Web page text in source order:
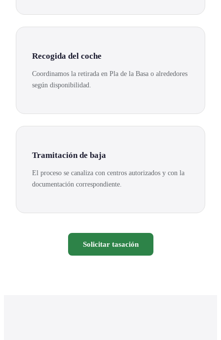
Recogida del coche
Coordinamos la retirada en Pla de la Basa o alrededores
según disponibilidad.
Tramitación de baja
El proceso se canaliza con centros autorizados y con la
documentación correspondiente.
Solicitar tasación